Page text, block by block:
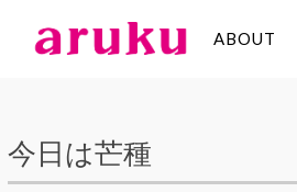
ABOUT
今日は芒種